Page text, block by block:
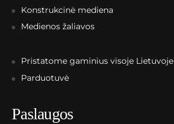
Konstrukcinė mediena
Medienos žaliavos
Pristatome gaminius visoje Lietuvoje
Parduotuvė
Paslaugos